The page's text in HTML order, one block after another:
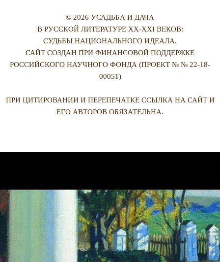
© 2026 УСАДЬБА И ДАЧА
В РУССКОЙ ЛИТЕРАТУРЕ XX-XXI ВЕКОВ:
СУДЬБЫ НАЦИОНАЛЬНОГО ИДЕАЛА.
САЙТ СОЗДАН ПРИ ФИНАНСОВОЙ ПОДДЕРЖКЕ
РОССИЙСКОГО НАУЧНОГО ФОНДА (ПРОЕКТ № № 22-18-
00051)
ПРИ ЦИТИРОВАНИИ И ПЕРЕПЕЧАТКЕ ССЫЛКА НА САЙТ И
ЕГО АВТОРОВ ОБЯЗАТЕЛЬНА.